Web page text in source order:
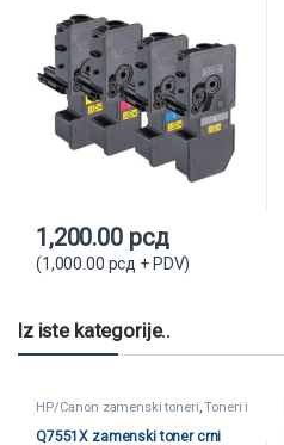
1,200.00 рсд
(1,000.00 рсд + PDV)
Iz iste kategorije..
HP/Canon zamenski toneri,Toneri i
kertridži
Zamenski toneri i kertridži
Q7551X zamenski toner crni